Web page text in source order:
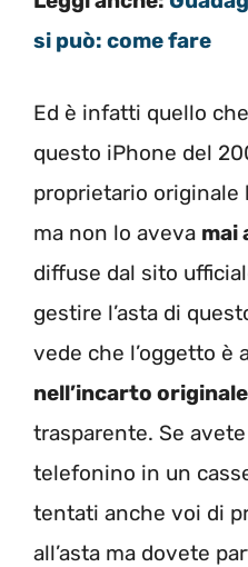
si può: come fare
Ed è infatti quello
questo iPhone del
proprietario originale
ma non lo aveva mai
diffuse dal sito
gestire l’asta di
vede che l’oggetto è
nell’incarto originale
trasparente. Se
telefonino in un
tentati anche voi di
all’asta ma dovete